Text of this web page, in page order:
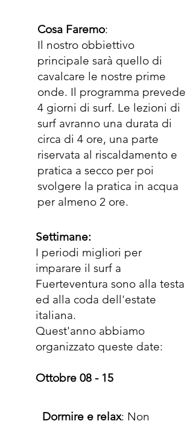
Cosa Faremo:
Il nostro obbiettivo
principale sarà quello di
cavalcare le nostre prime
onde. Il programma prevede
4 giorni di surf. Le lezioni di
surf avranno una durata di
circa di 4 ore, una parte
riservata al riscaldamento e
pratica a secco per poi
svolgere la pratica in acqua
per almeno 2 ore.
Settimane:
I periodi migliori per
imparare il surf a
Fuerteventura sono alla testa
ed alla coda dell'estate
italiana.
Quest'anno abbiamo
organizzato queste date:
Ottobre 08 - 15
Dormire e relax: Non